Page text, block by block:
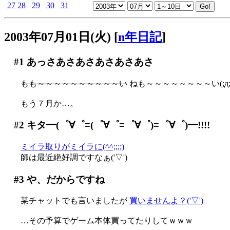
27 28 29 30 31
2003年07月01日(火) [n年日記]
#1 あっさあさあさあさあさあさ
もも～～～～～～～～～～い ねも～～～～～～～～い
もう７月か…。
#2 キタ━(゜∀゜≡(゜∀゜≡゜∀゜)≡゜∀゜)━!!!!
ミイラ取りがミイラに(^^;;;;)
師は最近絶好調ですなぁ('▽')
#3 や、だからですね
某チャットでも言いましたが 買いませんよ？('▽')
…その予算でゲーム本体買ってたりしてｗｗｗ